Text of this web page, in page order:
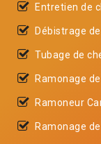
Entretien de
Débistrage
Tubage de
Ramonage
Ramoneur
Ramonage